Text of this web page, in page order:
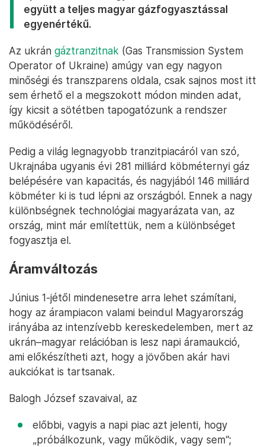
együtt a teljes magyar gázfogyasztással
egyenértékű.
Az ukrán gáztranzitnak (Gas Transmission System
Operator of Ukraine) amúgy van egy nagyon
minőségi és transzparens oldala, csak sajnos most itt
sem érhető el a megszokott módon minden adat,
így kicsit a sötétben tapogatózunk a rendszer
működéséről.
Pedig a világ legnagyobb tranzitpiacáról van szó,
Ukrajnába ugyanis évi 281 milliárd köbméternyi gáz
belépésére van kapacitás, és nagyjából 146 milliárd
köbméter ki is tud lépni az országból. Ennek a nagy
különbségnek technológiai magyarázata van, az
ország, mint már említettük, nem a különbséget
fogyasztja el.
Áramváltozás
Június 1-jétől mindenesetre arra lehet számítani,
hogy az árampiacon valami beindul Magyarország
irányába az intenzívebb kereskedelemben, mert az
ukrán–magyar relációban is lesz napi áramaukció,
ami előkészítheti azt, hogy a jövőben akár havi
aukciókat is tartsanak.
Balogh József szavaival, az
előbbi, vagyis a napi piac azt jelenti, hogy
„próbálkozunk, vagy működik, vagy sem”;